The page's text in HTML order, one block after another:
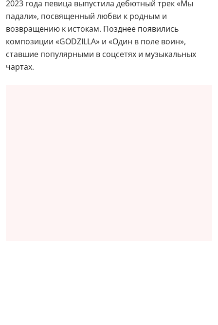
2023 года певица выпустила дебютный трек «Мы
падали», посвященный любви к родным и
возвращению к истокам. Позднее появились
композиции «GODZILLA» и «Один в поле воин»,
ставшие популярными в соцсетях и музыкальных
чартах.